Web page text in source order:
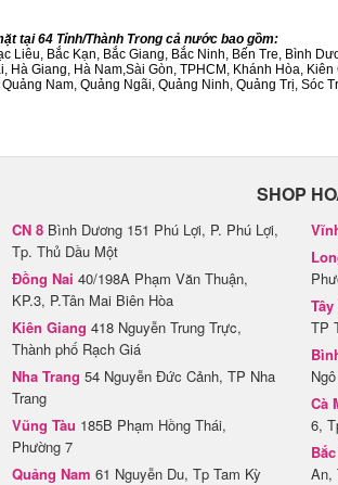
tại 64 Tỉnh/Thành Trong cả nước bao gồm:
Liêu, Bắc Kạn, Bắc Giang, Bắc Ninh, Bến Tre,
Hà Giang, Hà Nam,Sài Gòn, TPHCM, Khánh Hòa,
Nam, Quảng Ngãi, Quảng Ninh, Quảng Trị,
SHOP
CN 8 Bình Dương 151 Phú Lợi, P. Phú Lợi,
Tp. Thủ Dầu Một
Đồng Nai 40/198A Phạm Văn Thuận,
KP.3, P.Tân Mai Biên Hòa
Kiên Giang 418 Nguyễn Trung Trực,
Thành phố Rạch Giá
Nha Trang 54 Nguyễn Đức Cảnh, TP Nha
Trang
Vũng Tàu 185B Phạm Hồng Thái,
Phường 7
Quảng Nam 61 Nguyễn Du, Tp Tam Kỳ
TP
Cà
6,
An,